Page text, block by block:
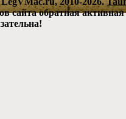
сайта обратная